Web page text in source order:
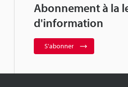
Abonnement à la
d'information
S'abonner